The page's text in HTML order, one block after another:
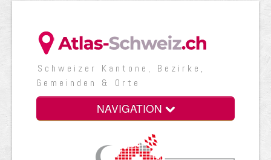
Schweizer Kantone, Bezirke,
Gemeinden & Orte
NAVIGATION